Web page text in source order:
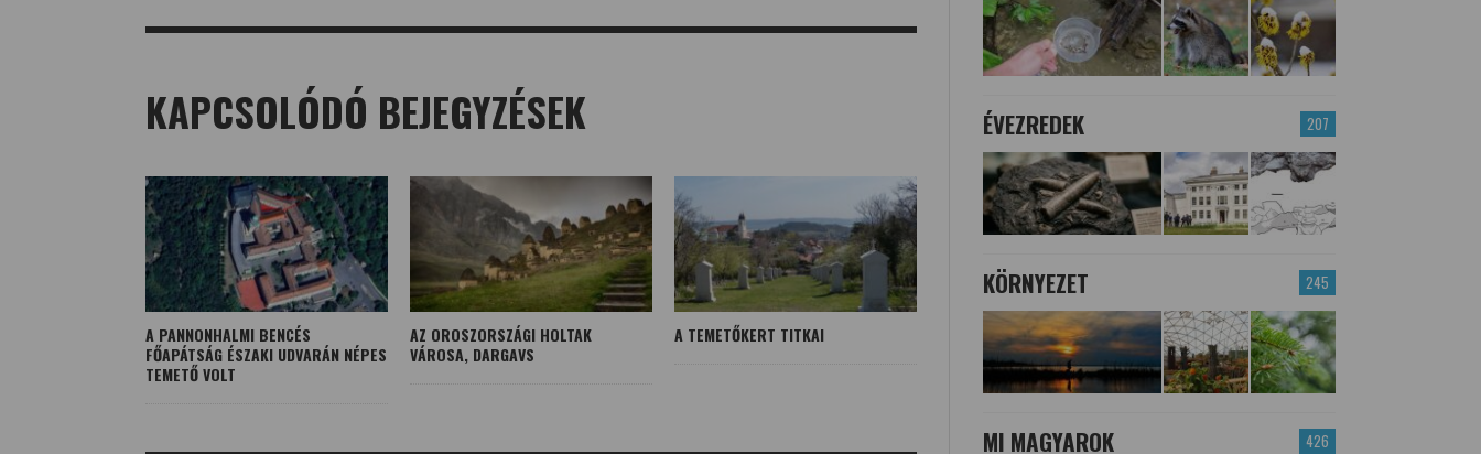
KAPCSOLÓDÓ BEJEGYZÉSEK
A PANNONHALMI BENCÉS
FŐAPÁTSÁG ÉSZAKI UDVARÁN NÉPES
TEMETŐ VOLT
AZ OROSZORSZÁGI HOLTAK
VÁROSA, DARGAVS
A TEMETŐKERT TITKAI
207
ÉVEZREDEK
245
KÖRNYEZET
426
MI MAGYAROK